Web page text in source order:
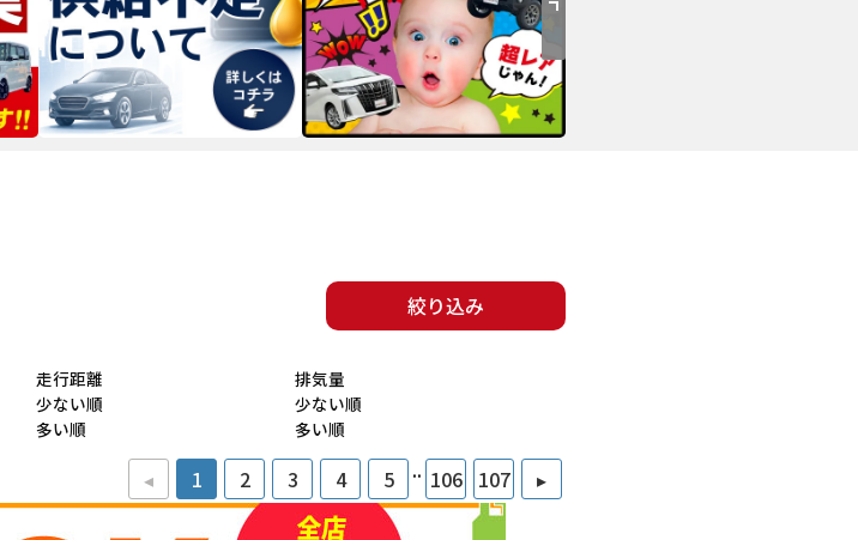
絞り込み
走行距離
少ない順
多い順
排気量
少ない順
多い順
◂ 1 2 3 4 5 .. 106 107 ▸